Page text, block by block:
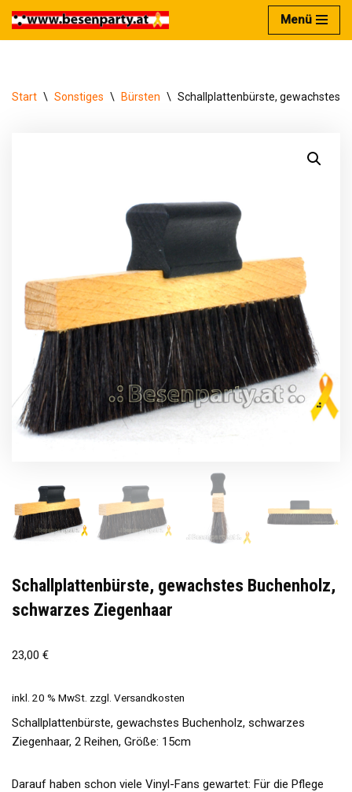
Zum
Menü
Start \ Sonstiges \ Bürsten \ Schallplattenbürste, gewachstes
Schallplattenbürste, gewachstes Buchenholz,
schwarzes Ziegenhaar
23,00 €
inkl. 20 % MwSt. zzgl. Versandkosten
Schallplattenbürste, gewachstes Buchenholz, schwarzes
Ziegenhaar, 2 Reihen, Größe: 15cm
Darauf haben schon viele Vinyl-Fans gewartet: Für die Pflege